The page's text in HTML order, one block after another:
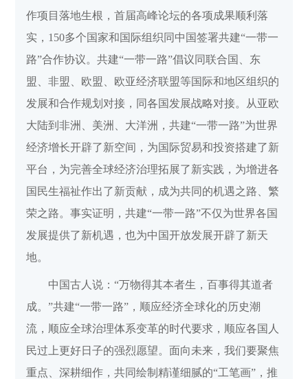
作项目落地生根，首届高峰论坛的各项成果顺利落
实，150多个国家和国际组织同中国签署共建“一带一
路”合作协议。共建“一带一路”倡议同联合国、东
盟、非盟、欧盟、欧亚经济联盟等国际和地区组织的
发展和合作规划对接，同各国发展战略对接。从亚欧
大陆到非洲、美洲、大洋洲，共建“一带一路”为世界
经济增长开辟了新空间，为国际贸易和投资搭建了新
平台，为完善全球经济治理拓展了新实践，为增进各
国民生福祉作出了新贡献，成为共同的机遇之路、繁
荣之路。事实证明，共建“一带一路”不仅为世界各国
发展提供了新机遇，也为中国开放发展开辟了新天
地。
中国古人说：“万物得其本者生，百事得其道者
成。”共建“一带一路”，顺应经济全球化的历史潮
流，顺应全球治理体系变革的时代要求，顺应各国人
民过上更好日子的强烈愿望。面向未来，我们要聚焦
重点、深耕细作，共同绘制精谨细腻的“工笔画”，推